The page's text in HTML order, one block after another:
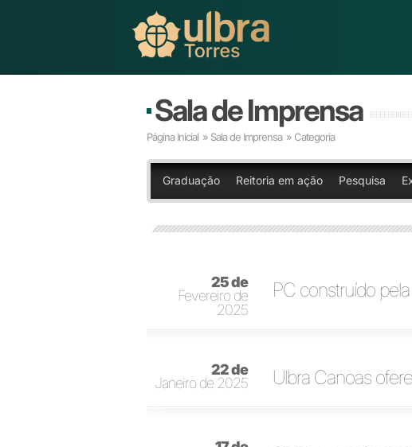
Sala de Imprensa
Página Inicial » Sala de Imprensa » Categoria
Graduação Reitoria em ação Pesquisa
25 de
Fevereiro de
2025
PC construído
22 de
Janeiro de 2025
Ulbra Canoas